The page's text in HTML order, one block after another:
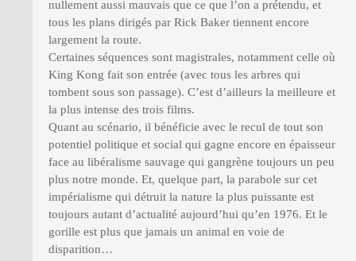
nullement aussi mauvais que ce que l’on a prétendu, et
tous les plans dirigés par Rick Baker tiennent encore
largement la route.
Certaines séquences sont magistrales, notamment celle où
King Kong fait son entrée (avec tous les arbres qui
tombent sous son passage). C’est d’ailleurs la meilleure et
la plus intense des trois films.
Quant au scénario, il bénéficie avec le recul de tout son
potentiel politique et social qui gagne encore en épaisseur
face au libéralisme sauvage qui gangrène toujours un peu
plus notre monde. Et, quelque part, la parabole sur cet
impérialisme qui détruit la nature la plus puissante est
toujours autant d’actualité aujourd’hui qu’en 1976. Et le
gorille est plus que jamais un animal en voie de
disparition…